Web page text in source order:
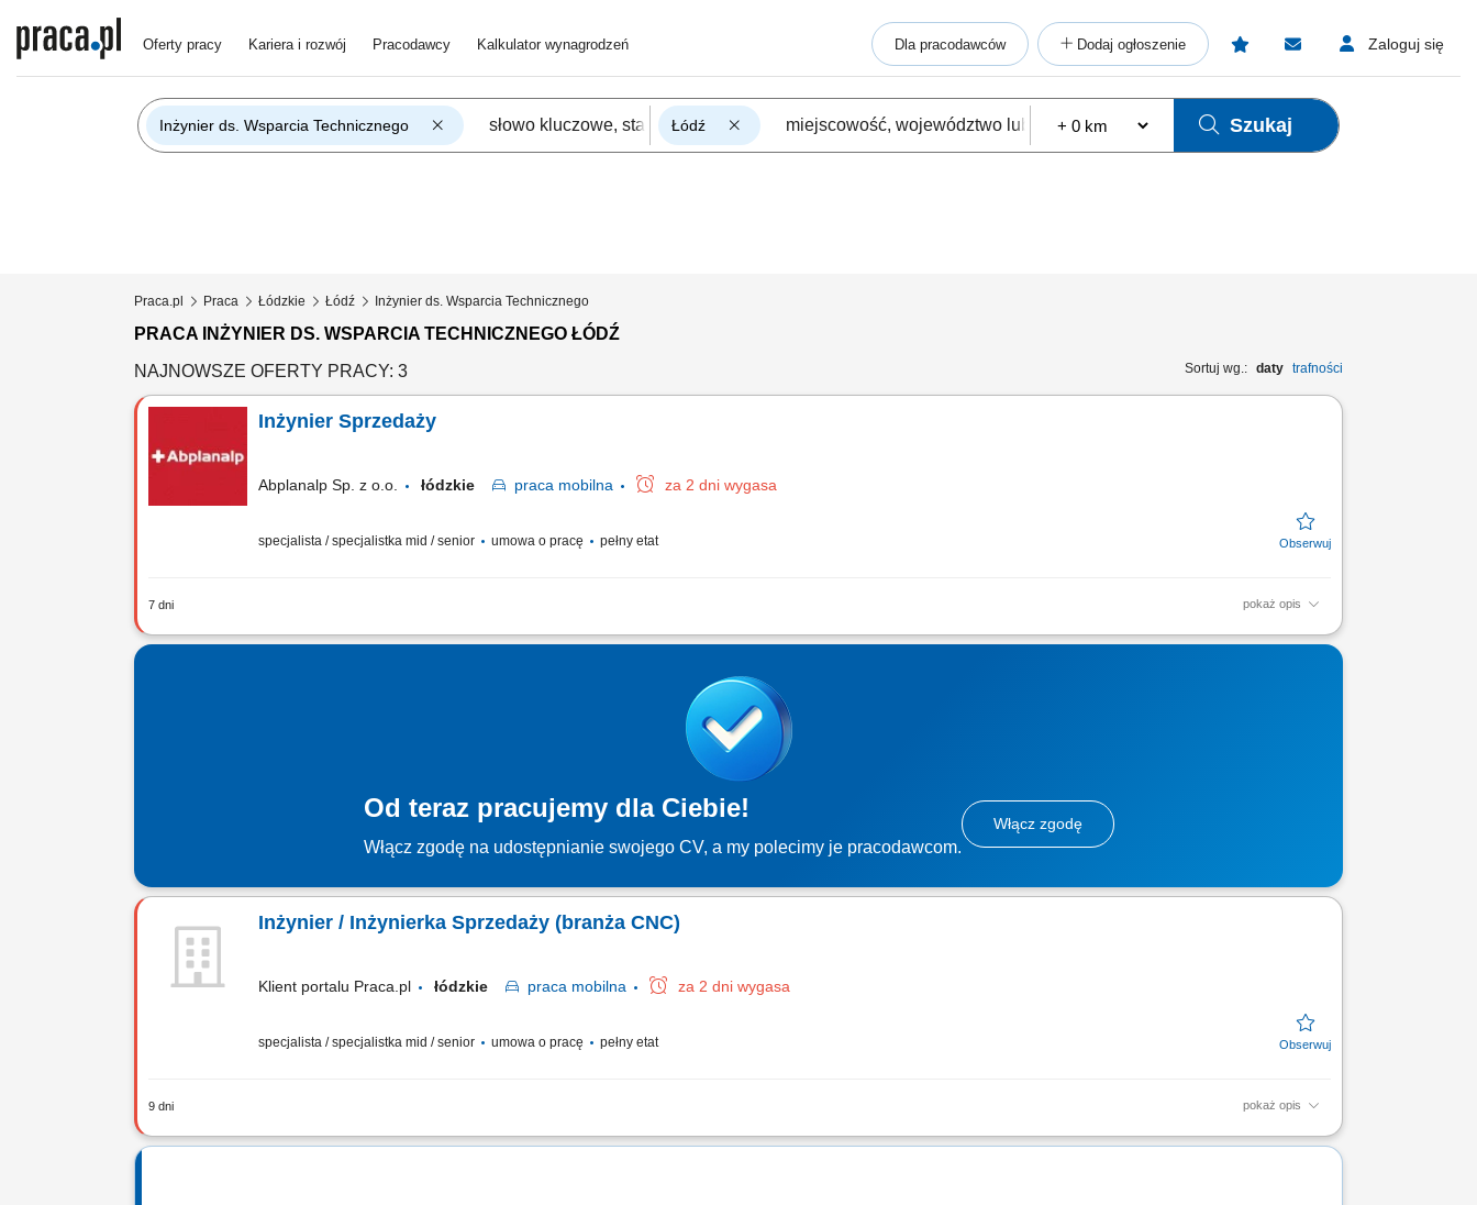
Oferty pracy Kariera i rozwój Pracodawcy Kalkulator wynagrodzeń Dla pracodawców Dodaj ogłoszenie Zaloguj się
Inżynier ds. Wsparcia Technicznego Łódź Szukaj
Praca.pl Praca Łódzkie Łódź Inżynier ds. Wsparcia Technicznego
PRACA INŻYNIER DS. WSPARCIA TECHNICZNEGO ŁÓDŹ
Sortuj wg.: daty trafności
NAJNOWSZE OFERTY PRACY: 3
Inżynier Sprzedaży
Abplanalp Sp. z o.o. łódzkie praca mobilna za 2 dni wygasa
specjalista / specjalistka mid / senior umowa o pracę pełny etat
7 dni pokaż opis
Twój zakres obowiązków: Rozwój sprzedaży narzędzi i oprzyrządowania CNC w podległym regionie; Budowanie profesjonalnych relacji oraz wspieranie klientów w ich
Od teraz pracujemy dla Ciebie!
Włącz zgodę na udostępnianie swojego CV, a my polecimy je pracodawcom.
Włącz zgodę
Inżynier / Inżynierka Sprzedaży (branża CNC)
Klient portalu Praca.pl łódzkie praca mobilna za 2 dni wygasa
specjalista / specjalistka mid / senior umowa o pracę pełny etat
9 dni pokaż opis
Realizacja strategii sprzedażowej w zakresie nowoczesnego wyposażenia i akcesoriów do obrabiarek CNC na wyznaczonym obszarze. Identyfikowanie potrzeb